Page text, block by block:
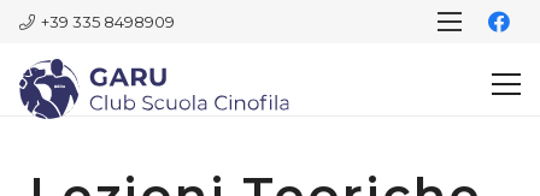
+39 335 8498909